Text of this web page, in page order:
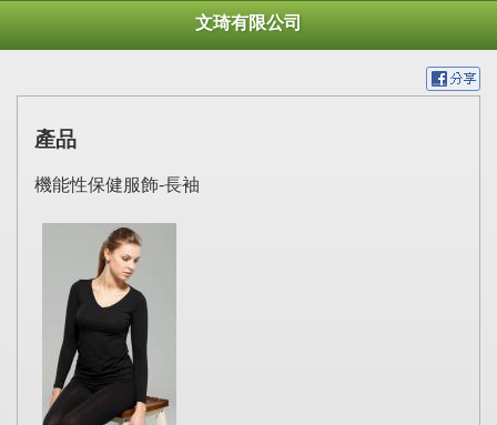
文琦有限公司
產品
機能性保健服飾-長袖